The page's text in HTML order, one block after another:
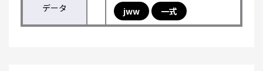
データ
jww
一式